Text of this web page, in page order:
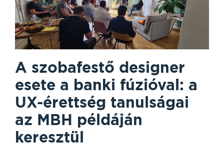
A szobafestő designer
esete a banki fúzióval: a
UX-érettség tanulságai
az MBH példáján
keresztül